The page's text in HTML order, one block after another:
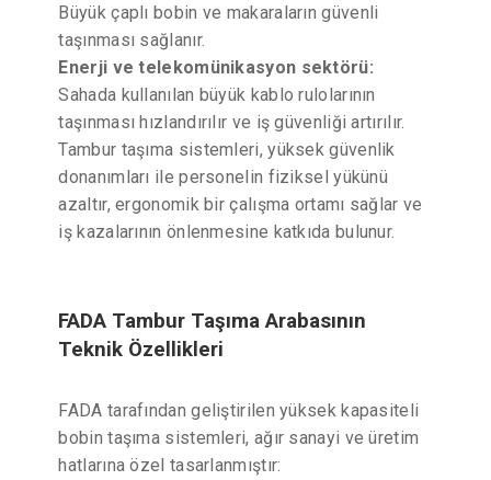
Büyük çaplı bobin ve makaraların güvenli
taşınması sağlanır.
Enerji ve telekomünikasyon sektörü:
Sahada kullanılan büyük kablo rulolarının
taşınması hızlandırılır ve iş güvenliği artırılır.
Tambur taşıma sistemleri, yüksek güvenlik
donanımları ile personelin fiziksel yükünü
azaltır, ergonomik bir çalışma ortamı sağlar ve
iş kazalarının önlenmesine katkıda bulunur.
FADA Tambur Taşıma Arabasının
Teknik Özellikleri
FADA tarafından geliştirilen yüksek kapasiteli
bobin taşıma sistemleri, ağır sanayi ve üretim
hatlarına özel tasarlanmıştır: